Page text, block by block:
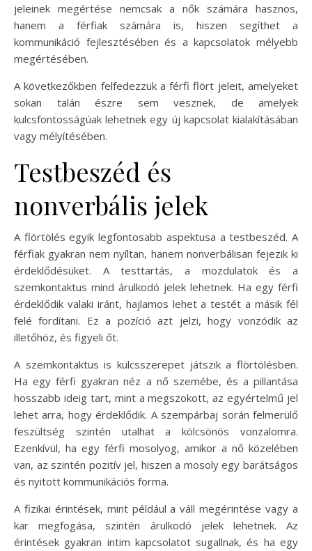
jeleinek megértése nemcsak a nők számára hasznos,
hanem a férfiak számára is, hiszen segíthet a
kommunikáció fejlesztésében és a kapcsolatok mélyebb
megértésében.
A következőkben felfedezzük a férfi flört jeleit, amelyeket
sokan talán észre sem vesznek, de amelyek
kulcsfontosságúak lehetnek egy új kapcsolat kialakításában
vagy mélyítésében.
Testbeszéd és
nonverbális jelek
A flörtölés egyik legfontosabb aspektusa a testbeszéd. A
férfiak gyakran nem nyíltan, hanem nonverbálisan fejezik ki
érdeklődésüket. A testtartás, a mozdulatok és a
szemkontaktus mind árulkodó jelek lehetnek. Ha egy férfi
érdeklődik valaki iránt, hajlamos lehet a testét a másik fél
felé fordítani. Ez a pozíció azt jelzi, hogy vonzódik az
illetőhöz, és figyeli őt.
A szemkontaktus is kulcsszerepet játszik a flörtölésben.
Ha egy férfi gyakran néz a nő szemébe, és a pillantása
hosszabb ideig tart, mint a megszokott, az egyértelmű jel
lehet arra, hogy érdeklődik. A szempárbaj során felmerülő
feszültség szintén utalhat a kölcsönös vonzalomra.
Ezenkívül, ha egy férfi mosolyog, amikor a nő közelében
van, az szintén pozitív jel, hiszen a mosoly egy barátságos
és nyitott kommunikációs forma.
A fizikai érintések, mint például a váll megérintése vagy a
kar megfogása, szintén árulkodó jelek lehetnek. Az
érintések gyakran intim kapcsolatot sugallnak, és ha egy